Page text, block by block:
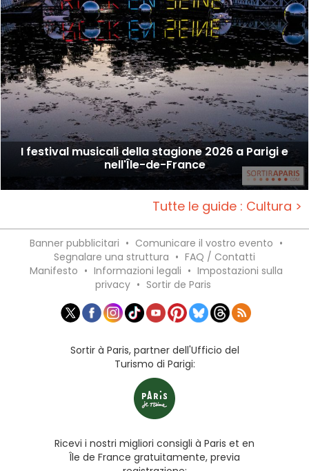
I festival musicali della stagione 2026 a Parigi e
nell'Île-de-France
Tutte le guide : Cultura >
Banner pubblicitari • Comunicare il vostro evento •
Segnalare una struttura • FAQ / Contatti
Manifesto • Informazioni legali • Impostazioni sulla
privacy • Sortir de Paris
Sortir à Paris, partner dell'Ufficio del
Turismo di Parigi:
Ricevi i nostri migliori consigli à Paris et en
Île de France gratuitamente, previa